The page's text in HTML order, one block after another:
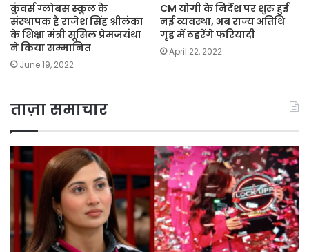
कुंवर्स ग्लोबस स्कूल के
संस्थापक है राजेश सिंह श्रीलंका
के शिक्षा मंत्री सूसिल प्रेमजयंथा
ने किया सम्मानित
June 19, 2022
CM योगी के निर्देश पर शुरु हुई
नई व्यवस्था, अब राज्य अतिथि
गृह में ठहरेंगे फरियादी
April 22, 2022
ताज़ा समाचार